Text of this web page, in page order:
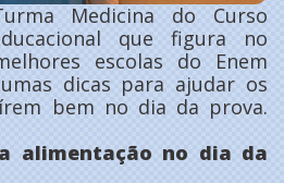
Medicina do Curso
que figura no
escolas do Enem
dicas para ajudar os
bem no dia da prova.
alimentação no dia da